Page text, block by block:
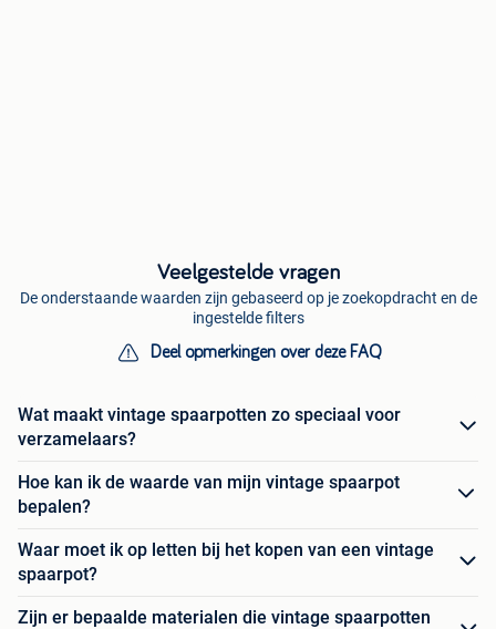
Veelgestelde vragen
De onderstaande waarden zijn gebaseerd op je zoekopdracht en de
ingestelde filters
Deel opmerkingen over deze FAQ
Wat maakt vintage spaarpotten zo speciaal voor
verzamelaars?
Hoe kan ik de waarde van mijn vintage spaarpot
bepalen?
Waar moet ik op letten bij het kopen van een vintage
spaarpot?
Zijn er bepaalde materialen die vintage spaarpotten